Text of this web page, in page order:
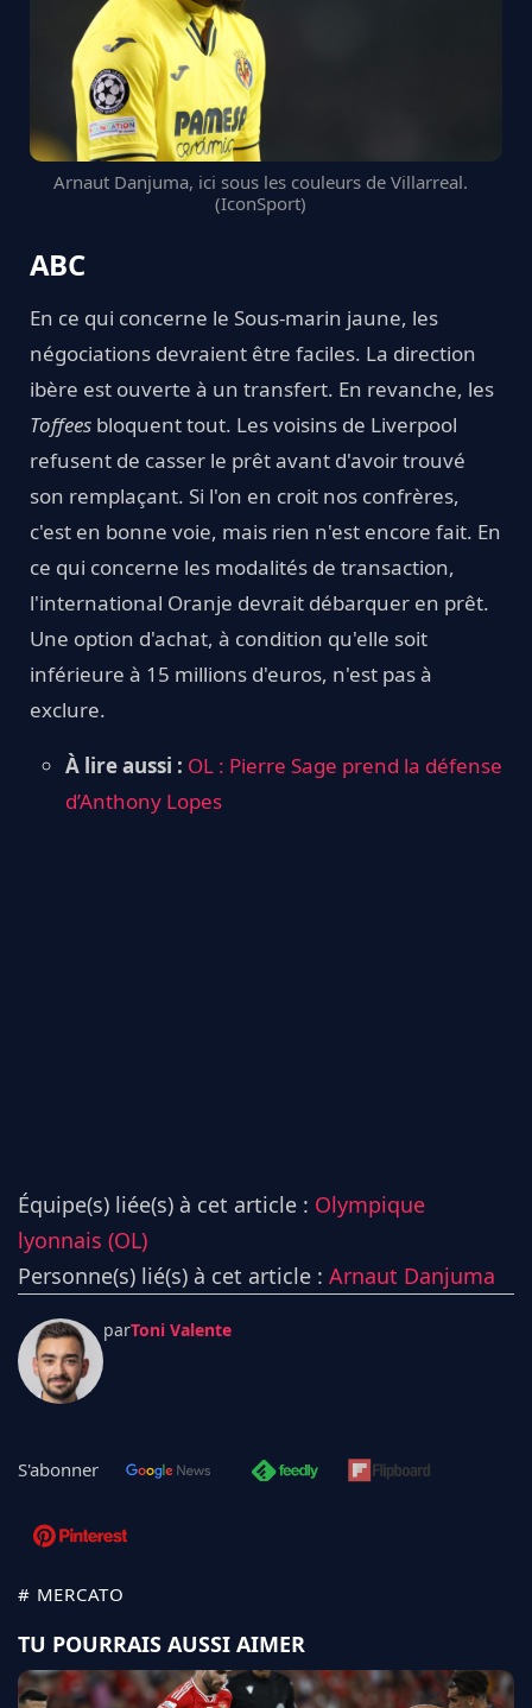
Arnaut Danjuma, ici sous les couleurs de Villarreal.
(IconSport)
ABC
En ce qui concerne le Sous-marin jaune, les
négociations devraient être faciles. La direction
ibère est ouverte à un transfert. En revanche, les
Toffees bloquent tout. Les voisins de Liverpool
refusent de casser le prêt avant d'avoir trouvé
son remplaçant. Si l'on en croit nos confrères,
c'est en bonne voie, mais rien n'est encore fait. En
ce qui concerne les modalités de transaction,
l'international Oranje devrait débarquer en prêt.
Une option d'achat, à condition qu'elle soit
inférieure à 15 millions d'euros, n'est pas à
exclure.
À lire aussi : OL : Pierre Sage prend la défense
d’Anthony Lopes
Équipe(s) liée(s) à cet article : Olympique
lyonnais (OL)
Personne(s) lié(s) à cet article : Arnaut Danjuma
parToni Valente
S'abonner
# MERCATO
TU POURRAIS AUSSI AIMER